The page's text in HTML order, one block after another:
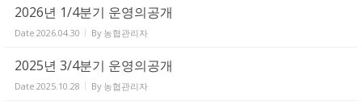
2026년 1/4분기 운영의공개
Date 2026.04.30 By 농협관리자
2025년 3/4분기 운영의공개
Date 2025.10.28 By 농협관리자